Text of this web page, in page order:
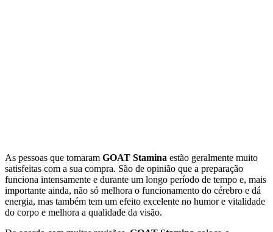
As pessoas que tomaram GOAT Stamina estão geralmente muito
satisfeitas com a sua compra. São de opinião que a preparação
funciona intensamente e durante um longo período de tempo e, mais
importante ainda, não só melhora o funcionamento do cérebro e dá
energia, mas também tem um efeito excelente no humor e vitalidade
do corpo e melhora a qualidade da visão.